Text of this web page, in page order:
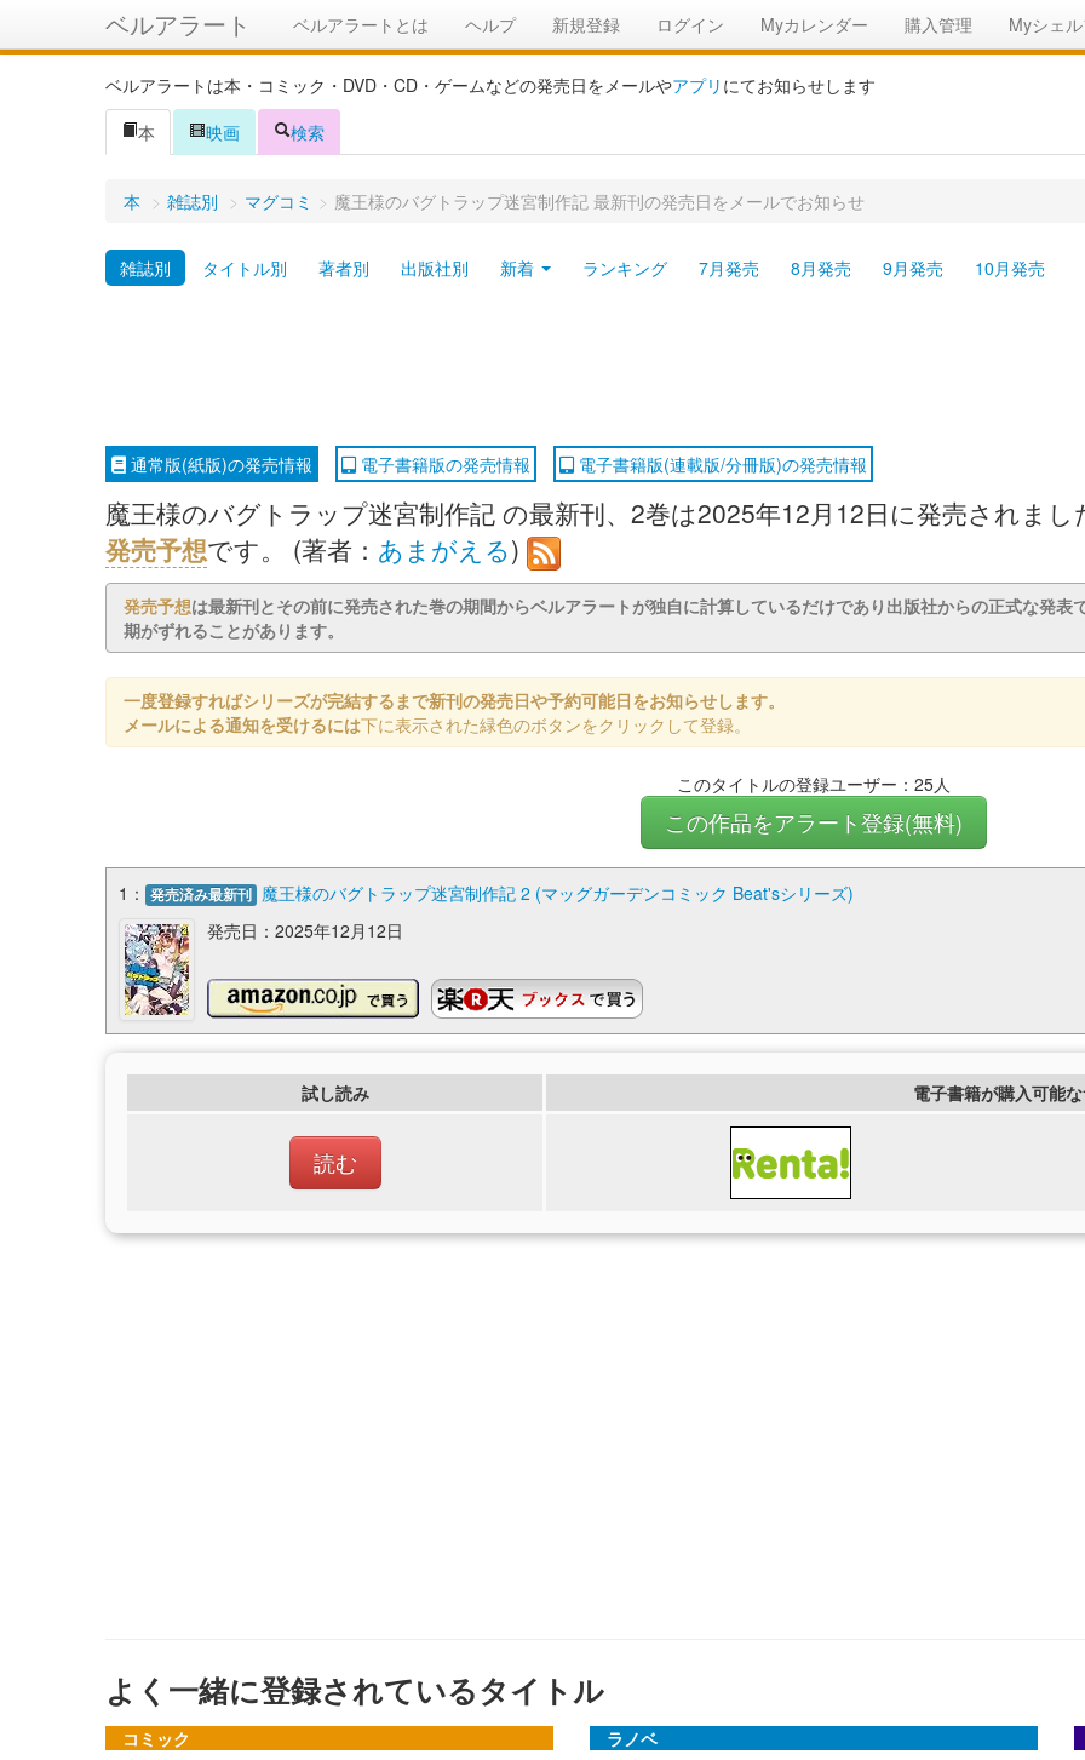
ベルアラート ベルアラートとは ヘルプ 新規登録 ログイン Myカレンダー 購入管理 Myシェ
ベルアラートは本・コミック・DVD・CD・ゲームなどの発売日をメールやアプリ にてお知らせします
本
映画 検索
本 > 雑誌別 > マグコミ > 魔王様のバグトラップ迷宮制作記 最新刊の発売日をメールでお知らせ
雑誌別 タイトル別 著者別 出版社別 新着 ランキング 7月発売 8月発売 9月発売 10月発売
通常版(紙版)の発売情報 電子書籍版の発売情報 電子書籍版(連載版/分冊版)の発売情報
魔王様のバグトラップ迷宮制作記 の最新刊、2巻は2025年12月12日に発売されまし
発売予想です。 (著者： あまがえる)
発売予想は最新刊とその前に発売された巻の期間からベルアラートが独自に計算しているだけであり出版社からの正式な発
期がずれることがあります。
一度登録すればシリーズが完結するまで新刊の発売日や予約可能日をお知らせします。
メールによる通知を受けるには下に表示された緑色のボタンをクリックして登録。
このタイトルの登録ユーザー：25人
この作品をアラート登録(無料)
1： 発売済み最新刊 魔王様のバグトラップ迷宮制作記 2 (マッグガーデンコミック Beat'sシリーズ)
発売日：2025年12月12日
試し読み 電子書籍が購入可能
読む
よく一緒に登録されているタイトル
コミック
ラノベ